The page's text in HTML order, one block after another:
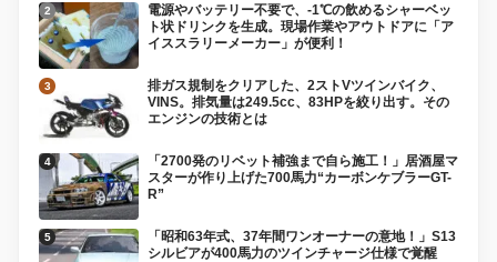
電源やバッテリー不要で、-1℃の飲めるシャーベッ
ト状ドリンクを生成。現場作業やアウトドアに「ア
イススラリーメーカー」が便利！
排ガス規制をクリアした、2ストVツインバイク、
VINS。排気量は249.5cc、83HPを絞り出す。その
エンジンの技術とは
「2700発のリベット補強まで自ら施工！」居酒屋マ
スターが作り上げた700馬力“カーボンケブラーGT-
R”
「昭和63年式、37年間ワンオーナーの意地！」S13
シルビアが400馬力のツインチャージ仕様で覚醒